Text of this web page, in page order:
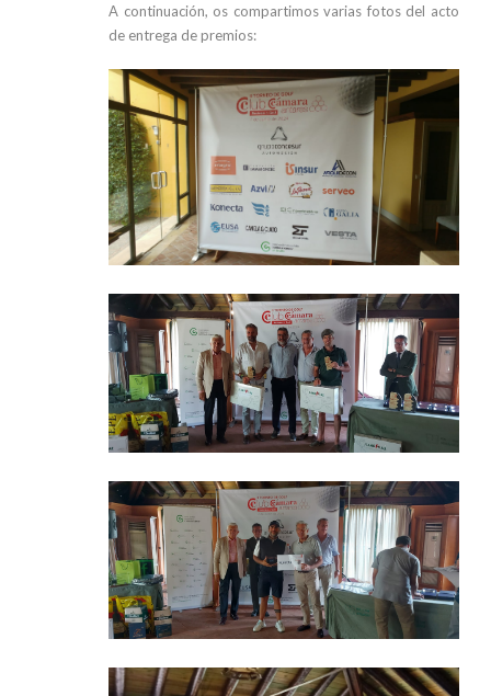
A continuación, os compartimos varias fotos del acto
de entrega de premios: